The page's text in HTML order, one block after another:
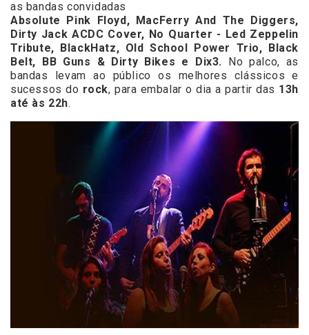
as bandas convidadas
Absolute Pink Floyd, MacFerry And The Diggers,
Dirty Jack ACDC Cover, No Quarter - Led Zeppelin
Tribute, BlackHatz, Old School Power Trio,
Black
Belt, BB Guns & Dirty Bikes e Dix3. No palco, as
bandas levam ao público os melhores clássicos e
sucessos do rock, para embalar o dia a partir das 13h
até às 22h.